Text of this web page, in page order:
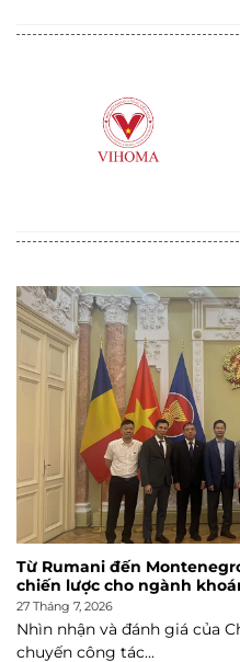
Từ Rumani đến
chiến lược cho ngành
27 Tháng 7, 2026
Nhìn nhận và đánh giá của
chuyến công tác...